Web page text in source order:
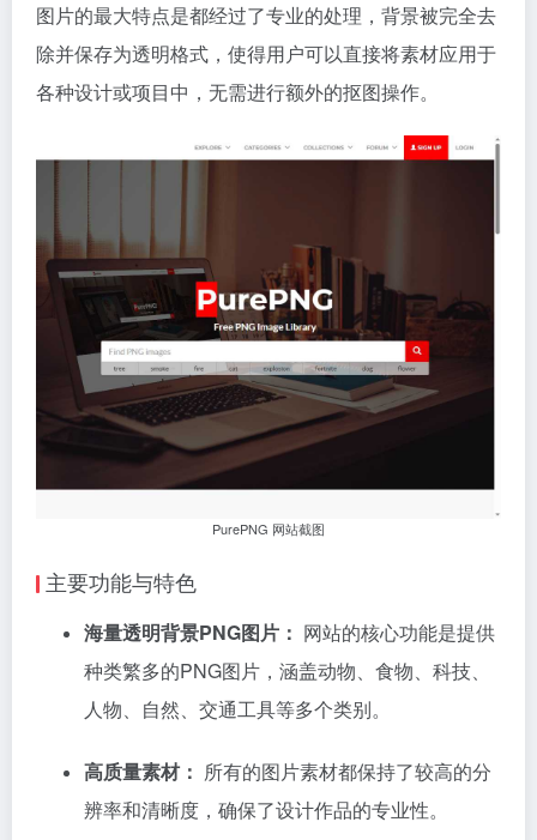
图片的最大特点是都经过了专业的处理，背景被完全去
除并保存为透明格式，使得用户可以直接将素材应用于
各种设计或项目中，无需进行额外的抠图操作。
PurePNG 网站截图
主要功能与特色
海量透明背景PNG图片： 网站的核心功能是提供
种类繁多的PNG图片，涵盖动物、食物、科技、
人物、自然、交通工具等多个类别。
高质量素材： 所有的图片素材都保持了较高的分
辨率和清晰度，确保了设计作品的专业性。